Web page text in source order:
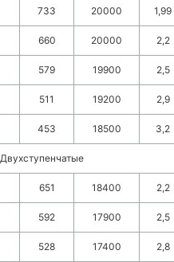
733 20000 1,99
660 20000 2,2
579 19900 2,5
511 19200 2,9
453 18500 3,2
Двухступенчатые
651 18400 2,2
592 17900 2,5
528 17400 2,8